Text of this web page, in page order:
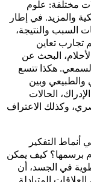
مختلفة: علوم
والمزيد. في إطار
السبب والنتيجة،
تجارب تعاين
البحث عن
هكذا تتسع
والطبيعي وبين
الحالات
وكذلك الاعتراف
التفكير
برسمها؟ كيف يمكن
في الجسد، أن